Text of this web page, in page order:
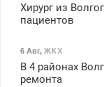
Хирург из
пациентов
6 Авг, ЖКХ
В 4 районах
ремонта